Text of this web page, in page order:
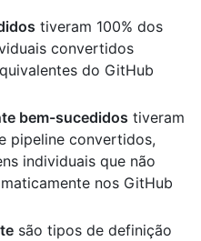
tiveram 100% dos
convertidos
do GitHub
bem-sucedidos tiveram
pipeline convertidos,
individuais que não
nos GitHub
são tipos de definição